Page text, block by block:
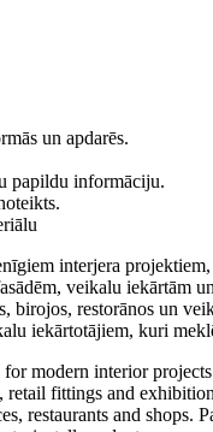
un apdarēs.
papildu informāciju.
interjera
veikalu iekārtām
birojos, restorānos un
iekārtotājiem, kuri
modern interior
fittings and
restaurants and